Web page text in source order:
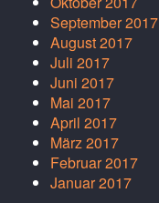
September 2017
August 2017
Juli 2017
Juni 2017
Mai 2017
April 2017
März 2017
Februar 2017
Januar 2017